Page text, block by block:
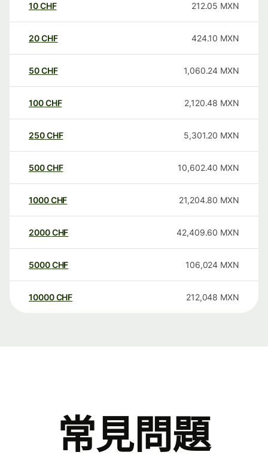
10CHF 212.05 MXN
20CHF 424.10 MXN
50CHF 1,060.24 MXN
100CHF 2,120.48 MXN
250CHF 5,301.20 MXN
500CHF 10,602.40 MXN
1000CHF 21,204.80 MXN
2000CHF 42,409.60 MXN
5000CHF 106,024 MXN
10000 CHF 212,048 MXN
常見問題